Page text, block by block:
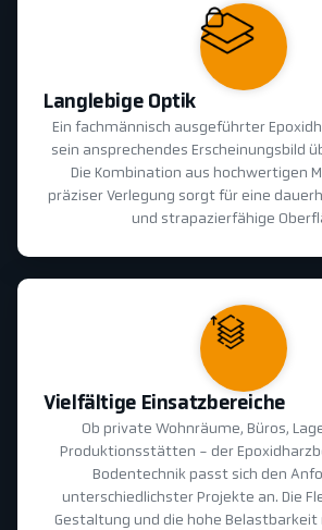
Langlebige Optik
Ein fachmännisch ausgeführter
sein ansprechendes Erscheinungsbild
Die Kombination aus hochwertigen
präziser Verlegung sorgt für eine
und strapazierfähige
Vielfältige Einsatzbereiche
Ob private Wohnräume, Büros,
Produktionsstätten - der
Bodentechnik passt sich den
unterschiedlichster Projekte an. Die
Gestaltung und die hohe Belastbarkeit